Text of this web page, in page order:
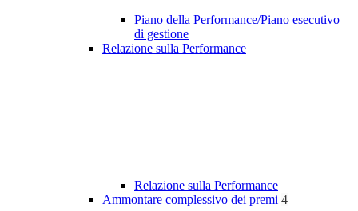
Piano della Performance/Piano esecutivo
di gestione
Relazione sulla Performance
Relazione sulla Performance
Ammontare complessivo dei premi 4